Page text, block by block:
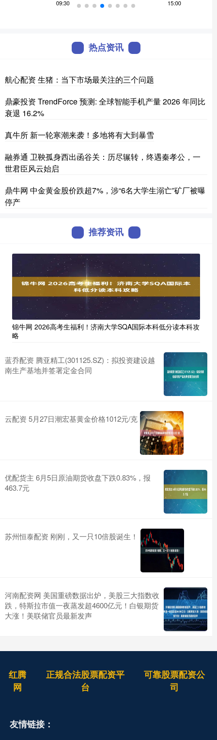
热点资讯
航心配资 生猪：当下市场最关注的三个问题
鼎豪投资 TrendForce 预测: 全球智能手机产量 2026 年同比
衰退 16.2%
真牛所 新一轮寒潮来袭！多地将有大到暴雪
融券通 卫鞅孤身西出函谷关：历尽辗转，终遇秦孝公，一
世君臣风云始启
鼎牛网 中金黄金股价跌超7%，涉“6名大学生溺亡”矿厂被曝
停产
推荐资讯
锦牛网 2026高考生福利！济南大学SQA国际本科低分读本科攻
略
蓝乔配资 腾亚精工(301125.SZ)：拟投资建设越
南生产基地并签署定金合同
云配资 5月27日潮宏基黄金价格1012元/克
优配货主 6月5日原油期货收盘下跌0.83%，报
463.7元
苏州恒泰配资 刚刚，又一只10倍股诞生！
河南配资网 美国重磅数据出炉，美股三大指数收
跌，特斯拉市值一夜蒸发超4600亿元！白银期货
大涨！美联储官员最新发声
红腾
网
正规合法股票配资平
台
可靠股票配资公
司
友情链接：